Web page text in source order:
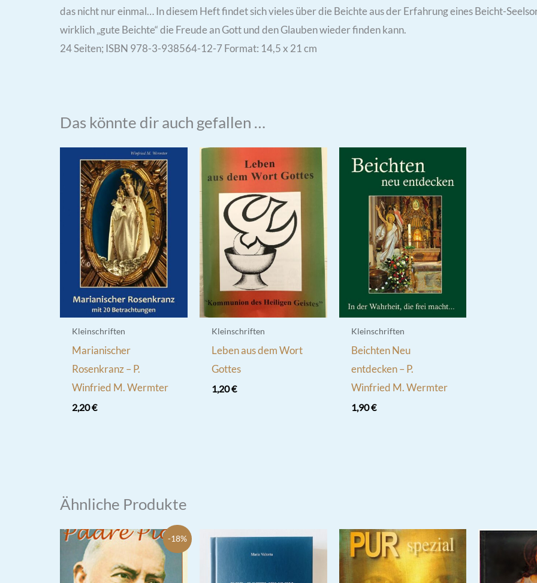
das nicht nur einmal… In diesem Heft findet sich vieles über die Beichte aus der Erfahrung eines Beicht-
wirklich „gute Beichte“ die Freude an Gott und den Glauben wieder finden kann.
24 Seiten; ISBN 978-3-938564-12-7 Format: 14,5 x 21 cm
Das könnte dir auch gefallen …
Kleinschriften
Marianischer
Rosenkranz – P.
Winfried M. Wermter
2,20€
Kleinschriften
Leben aus dem Wort
Gottes
1,20€
Kleinschriften
Beichten Neu
entdecken – P.
Winfried M. Wermter
1,90€
Ähnliche Produkte
-18%